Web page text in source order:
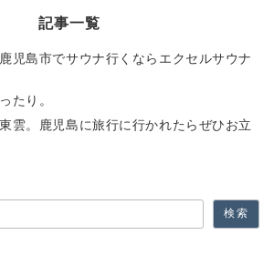
記事一覧
児島市でサウナ行くならエクセルサウナ
たり。
雲。鹿児島に旅行に行かれたらぜひお立
検索